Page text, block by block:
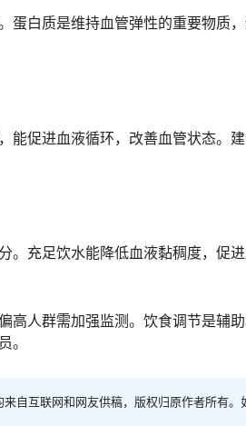
蛋白质是维持血管弹性的重要物质
能促进血液循环，改善血管状态。
。充足饮水能降低血液黏稠度，促
高人群需加强监测。饮食调节是辅
。
自互联网和网友供稿，版权归原作者所有